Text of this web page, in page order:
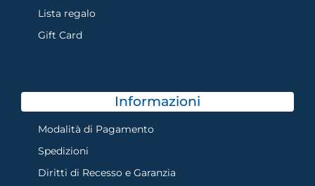
Lista regalo
Gift Card
Informazioni
Modalità di Pagamento
Spedizioni
Diritti di Recesso e Garanzia